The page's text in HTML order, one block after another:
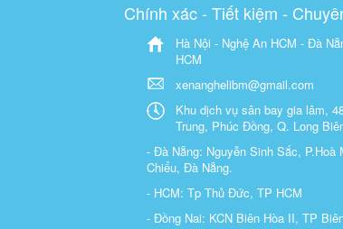
Chính xác - Tiết kiệm -
Hà Nội - Nghệ An HCM - Đà
HCM
xenanghelibm@gmail.com
Khu dịch vụ sân bay gia lâm,
Trung, Phúc Đồng, Q. Long
- Đà Nẵng: Nguyễn Sinh Sắc, P.Hoà
Chiểu, Đà Nẵng.
- HCM: Tp Thủ Đức, TP HCM
- Đồng Nai: KCN Biên Hòa II, TP